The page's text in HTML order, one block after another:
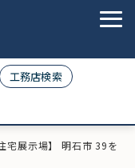
工務店検索
宅展示場】 明石市 39を